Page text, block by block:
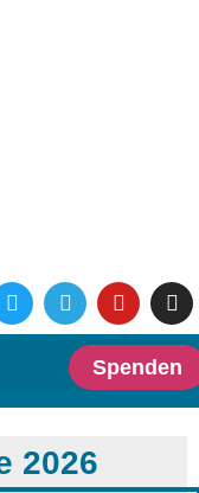
Spenden
2026